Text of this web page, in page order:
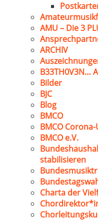
AMU – Die 3
ARCHIV
B33TH0V3N…
Bilder
BJC
Blog
BMCO
BMCO
BMCO e.V.
stabilisieren
Charta der